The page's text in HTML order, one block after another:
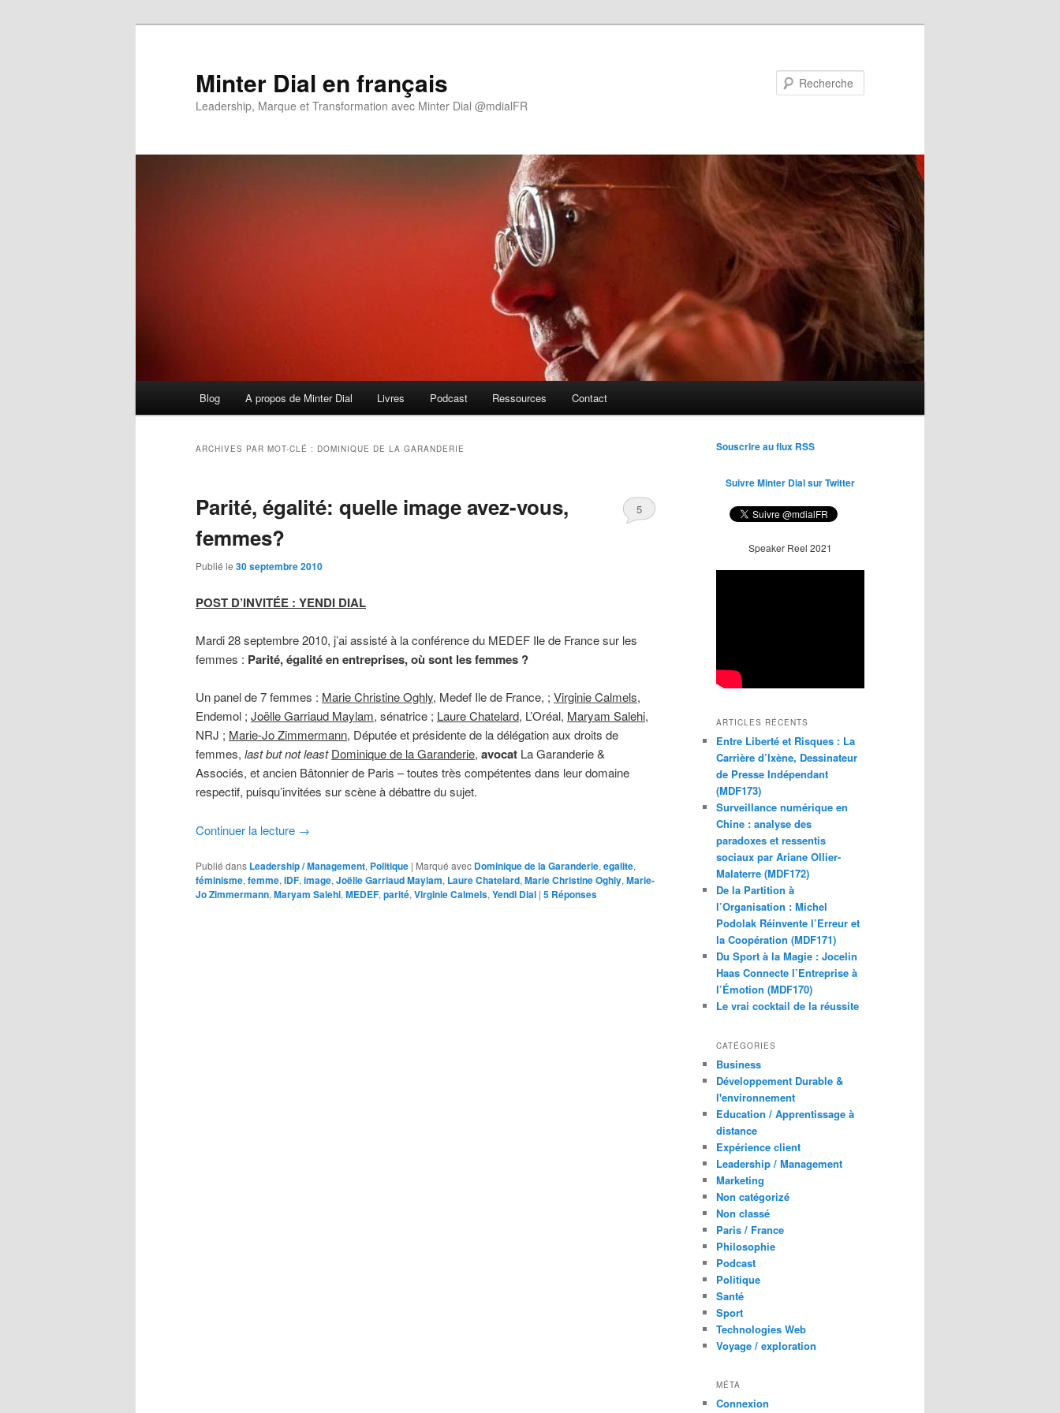
Minter Dial en français
Leadership, Marque et Transformation avec Minter Dial @mdialFR
Blog A propos de Minter Dial Livres Podcast Ressources Contact
ARCHIVES PAR MOT-CLÉ : DOMINIQUE DE LA GARANDERIE
Parité, égalité: quelle image avez-vous,
femmes?
Publié le 30 septembre 2010
5
POST D’INVITÉE : YENDI DIAL
Mardi 28 septembre 2010, j’ai assisté à la conférence du MEDEF Ile de France sur les
femmes : Parité, égalité en entreprises, où sont les femmes ?
Un panel de 7 femmes : Marie Christine Oghly, Medef Ile de France, ; Virginie Calmels,
Endemol ; Joëlle Garriaud Maylam, sénatrice ; Laure Chatelard, L’Oréal, Maryam Salehi,
NRJ ; Marie-Jo Zimmermann, Députée et présidente de la délégation aux droits de
femmes, last but not least Dominique de la Garanderie, avocat La Garanderie &
Associés, et ancien Bâtonnier de Paris – toutes très compétentes dans leur domaine
respectif, puisqu’invitées sur scène à débattre du sujet.
Continuer la lecture →
Publié dans Leadership / Management, Politique | Marqué avec Dominique de la Garanderie, egalite,
féminisme, femme, IDF, image, Joëlle Garriaud Maylam, Laure Chatelard, Marie Christine Oghly, Marie-
Jo Zimmermann, Maryam Salehi, MEDEF, parité, Virginie Calmels, Yendi Dial | 5 Réponses
Souscrire au flux RSS
Suivre Minter Dial sur Twitter
Speaker Reel 2021
ARTICLES RÉCENTS
Entre Liberté et Risques : La
Carrière d’Ixène, Dessinateur
de Presse Indépendant
(MDF173)
Surveillance numérique en
Chine : analyse des
paradoxes et ressentis
sociaux par Ariane Ollier-
Malaterre (MDF172)
De la Partition à
l’Organisation : Michel
Podolak Réinvente l’Erreur et
la Coopération (MDF171)
Du Sport à la Magie : Jocelin
Haas Connecte l’Entreprise à
l’Émotion (MDF170)
Le vrai cocktail de la réussite
CATÉGORIES
Business
Développement Durable &
l'environnement
Education / Apprentissage à
distance
Expérience client
Leadership / Management
Marketing
Non catégorizé
Non classé
Paris / France
Philosophie
Podcast
Politique
Santé
Sport
Technologies Web
Voyage / exploration
MÉTA
Connexion